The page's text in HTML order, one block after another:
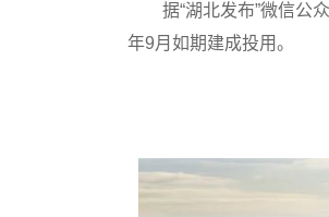
据“湖北发布”微信公众
年9月如期建成投用。